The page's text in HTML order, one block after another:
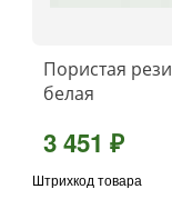
Пористая
белая
3 451 ₽
Штрихкод товара